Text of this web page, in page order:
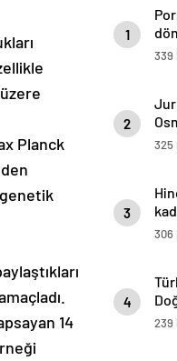
Planck
14
1
339
2
325
3
306
4
239